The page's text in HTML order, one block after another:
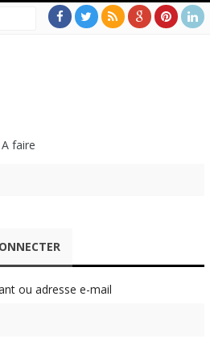
faire
ou adresse e-mail